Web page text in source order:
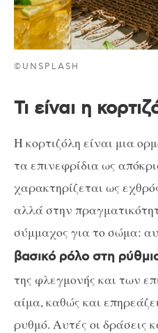
©UNSPLASH
Τι είναι η
Η κορτιζόλη είναι μια
τα επινεφρίδια ως
χαρακτηρίζεται ως
αλλά στην
σύμμαχος για το σώμα:
βασικό ρόλο στη
της φλεγμονής και των
αίμα, καθώς και
ρυθμό. Αυτές οι δράσεις